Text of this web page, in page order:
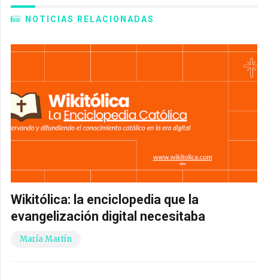
NOTICIAS RELACIONADAS
Wikitólica: la enciclopedia que la
evangelización digital necesitaba
María Martín